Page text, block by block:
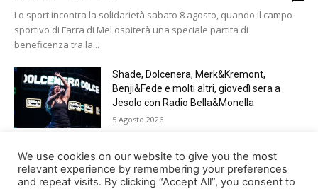
Lo sport incontra la solidarietà sabato 8 agosto, quando il campo
sportivo di Farra di Mel ospiterà una speciale partita di
beneficenza tra la...
Shade, Dolcenera, Merk&Kremont,
Benji&Fede e molti altri, giovedì sera a
Jesolo con Radio Bella&Monella
5 Agosto 2026
Paracadutismo, sold out per il Trofeo Città
di Belluno
4 Agosto 2026
We use cookies on our website to give you the most
relevant experience by remembering your preferences
and repeat visits. By clicking “Accept All”, you consent to